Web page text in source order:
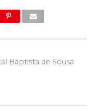
Baptista de Sousa